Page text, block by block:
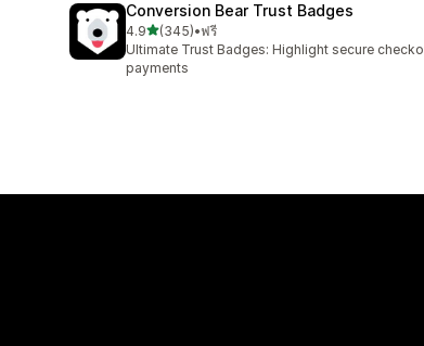
Conversion Bear Trust Badges
4.9เต็ม 5 ดาว
(345)
ทั้งหมด 345 รีวิว
•ฟรี
Ultimate Trust Badges: Highlight secure
payments